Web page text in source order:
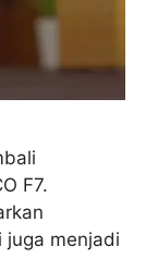
F7.
juga menjadi